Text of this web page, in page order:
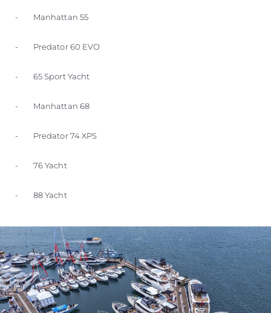
- Manhattan 55
- Predator 60 EVO
- 65 Sport Yacht
- Manhattan 68
- Predator 74 XPS
- 76 Yacht
- 88 Yacht